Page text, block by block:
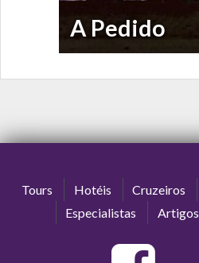
A Pedido
Tours Hotéis Cruzeiros
Especialistas
Artigos